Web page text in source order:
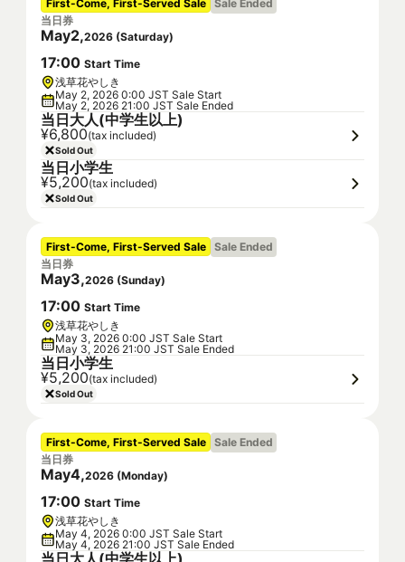
First-Come, First-Served Sale Sale Ended
当日券
May2,2026 (Saturday)
17:00 Start Time
浅草花やしき
May 2, 2026 0:00 JST Sale Start
May 2, 2026 21:00 JST Sale Ended
当日大人(中学生以上)
¥6,800(tax included)
Sold Out
当日小学生
¥5,200(tax included)
Sold Out
First-Come, First-Served Sale Sale Ended
当日券
May3,2026 (Sunday)
17:00 Start Time
浅草花やしき
May 3, 2026 0:00 JST Sale Start
May 3, 2026 21:00 JST Sale Ended
当日小学生
¥5,200(tax included)
Sold Out
First-Come, First-Served Sale Sale Ended
当日券
May4,2026 (Monday)
17:00 Start Time
浅草花やしき
May 4, 2026 0:00 JST Sale Start
May 4, 2026 21:00 JST Sale Ended
当日大人(中学生以上)